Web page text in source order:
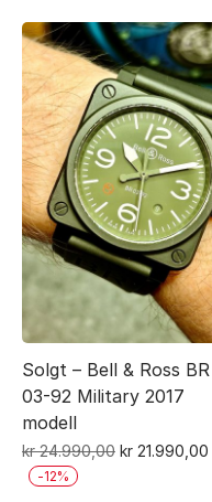
Solgt – Bell & Ross BR
03-92 Military 2017
modell
kr24.990,00 Opprinnelig
kr 21.990,00
-12%